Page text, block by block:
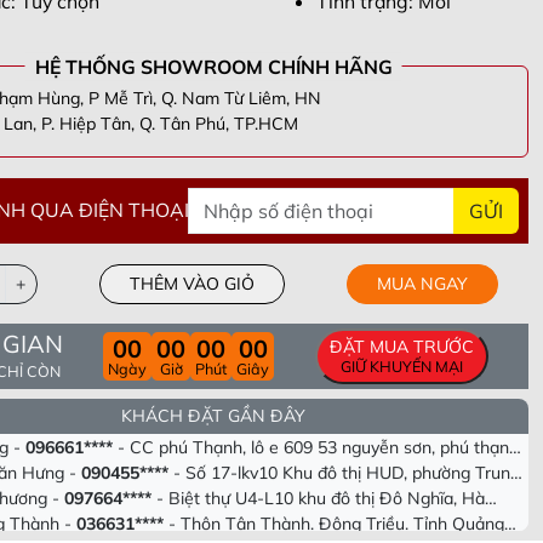
HỆ THỐNG SHOWROOM CHÍNH HÃNG
Hùng, P Mễ Trì, Q. Nam Từ Liêm, HN
P. Hiệp Tân, Q. Tân Phú, TP.HCM
QUA ĐIỆN THOẠI GỬI
+ THÊM VÀO GIỎ MUA NGAY
CÒN
00
Ngày
00
Giờ
00
Phút
00
Giây
ĐẶT MUA TRƯỚC
GIỮ KHUYẾN MẠI
KHÁCH ĐẶT GẦN ĐÂY
-090955****- Số 63 Lạc Long Quân, Hiệp Định, Hiệp Tân,
Ninh
-082693****- Khu cc empire . Tháp linden .phường Thủ Thiêm .
Đức. Tp Hồ chí minh
-098339****- Cổng Chào Novaworld Hồ Tràm-The Tropicana,
Xã Bình Châu, Huyện Xuyên Mộc, Tỉnh Bà Rịa Vũng Tàu
- CC phú Thạnh, lô e 609 53 nguyễn sơn, phú thạnh
Hưng -090455****- Số 17-lkv10 Khu đô thị HUD, phường Trung
Tây, tp Hà Nội
- 097664****- Biệt thự U4-L10 khu đô thị Đô Nghĩa, Hà
Thành -036631**** - Thôn Tân Thành. Đông Triều. Tỉnh Quảng
-090373****- 356/10/12 Tỉnh lộ 10. Bình trị đông. Bình tân ,